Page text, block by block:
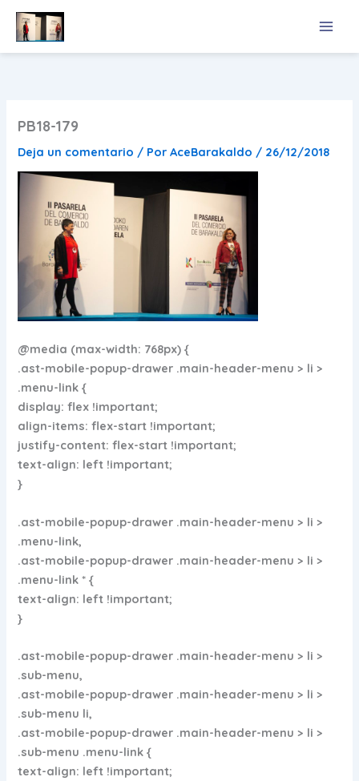
contenido
PB18-179
Deja un comentario / PorAceBarakaldo / 26/12/2018
@media (max-width: 768px) {
.ast-mobile-popup-drawer .main-header-menu > li >
.menu-link {
display: flex !important;
align-items: flex-start !important;
justify-content: flex-start !important;
text-align: left !important;
}
.ast-mobile-popup-drawer .main-header-menu > li >
.menu-link,
.ast-mobile-popup-drawer .main-header-menu > li >
.menu-link * {
text-align: left !important;
}
.ast-mobile-popup-drawer .main-header-menu > li >
.sub-menu,
.ast-mobile-popup-drawer .main-header-menu > li >
.sub-menu li,
.ast-mobile-popup-drawer .main-header-menu > li >
.sub-menu .menu-link {
text-align: left !important;